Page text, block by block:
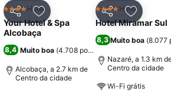
favoritos
PartilharAdicionar aos favoritos
4 EstrelasHotel
Your Hotel & Spa
Alcobaça
8,4 Muito boa (4.708 pontuações
Alcobaça, a 2.7 km de
Centro da cidade
Partilhar
4 EstrelasHotel
Hotel Miramar Sul
8,3Muito boa (8.077
Nazaré, a 1.3 km
Centro da cidade
Wi-Fi grátis